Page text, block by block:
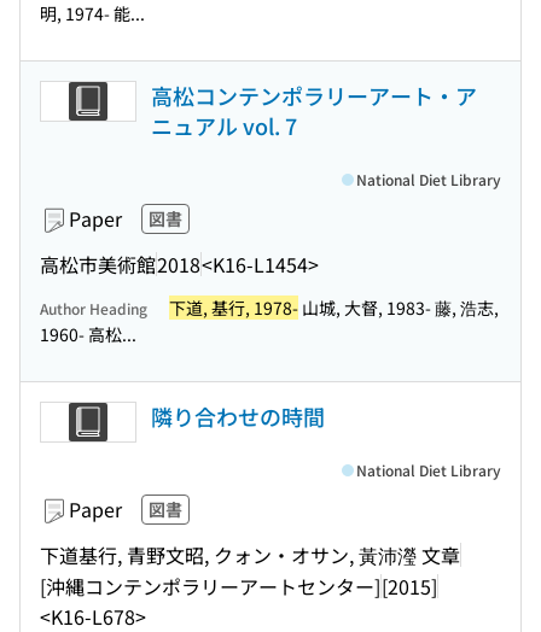
明, 1974- 能...
高松コンテンポラリーアート・ア
ニュアル vol. 7
Paper 図書
高松市美術館2018<K16-L1454>
National Diet Library
Author Heading 下道, 基行, 1978- 山城, 大督, 1983- 藤, 浩志,
1960- 高松...
隣り合わせの時間
Paper 図書
下道基行, 青野文昭, クォン・オサン, 黃沛瀅 文章
[沖縄コンテンポラリーアートセンター][2015]
<K16-L678>
National Diet Library